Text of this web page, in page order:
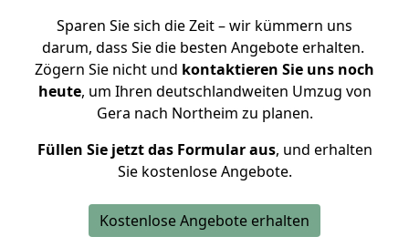
Sparen Sie sich die Zeit – wir kümmern uns
darum, dass Sie die besten Angebote erhalten.
Zögern Sie nicht und kontaktieren Sie uns noch
heute, um Ihren deutschlandweiten Umzug von
Gera nach Northeim zu planen.
Füllen Sie jetzt das Formular aus, und erhalten
Sie kostenlose Angebote.
Kostenlose Angebote erhalten